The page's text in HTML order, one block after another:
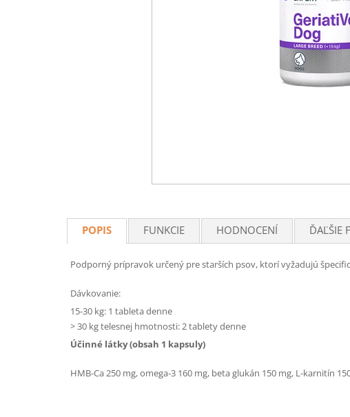
POPIS FUNKCIE HODNOCENÍ ĎAĽŠIE
Podporný prípravok určený pre starších psov, ktorí vyžadujú
Dávkovanie:
15-30 kg: 1 tableta denne
> 30 kg telesnej hmotnosti: 2 tablety denne
Účinné látky (obsah 1 kapsuly)
HMB-Ca 250 mg, omega-3 160 mg, beta glukán 150 mg, L-karnitín